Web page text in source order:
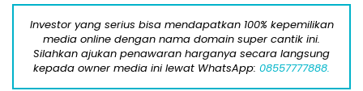
Investor yang serius bisa mendapatkan 100% kepemilikan
media online dengan nama domain super cantik ini.
Silahkan ajukan penawaran harganya secara langsung
kepada owner media ini lewat WhatsApp: 08557777888.